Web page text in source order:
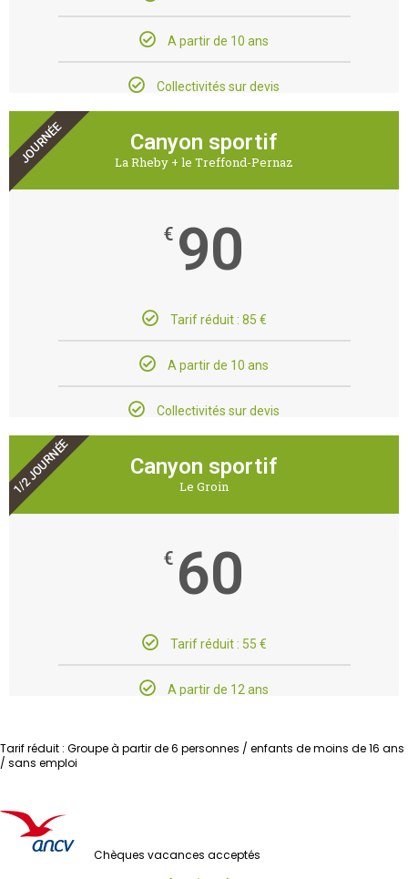
A partir de 10 ans
Collectivités sur devis
Canyon sportif
La Rheby + le Treffond-Pernaz
€ 90
Tarif réduit : 85 €
A partir de 10 ans
Collectivités sur devis
JOURNÉE
Canyon sportif
Le Groin
€ 60
Tarif réduit : 55 €
A partir de 12 ans
1/2 JOURNÉE
Tarif réduit : Groupe à partir de 6 personnes / enfants de moins de 16 ans
/ sans emploi
Chèques vacances acceptés